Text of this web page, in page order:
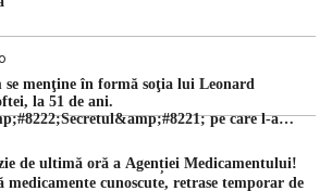
se menţine în formă soţia lui Leonard
la 51 de ani.
pe care l-a
de ultimă oră a Agenției Medicamentului!
medicamente cunoscute, retrase temporar de